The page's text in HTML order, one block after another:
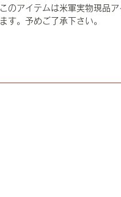
このアイテムは米軍実物現品
ます。予めご了承下さい。